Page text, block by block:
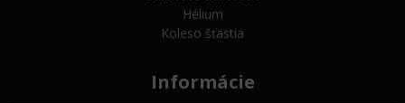
Hélium
Koleso šťastia
Informácie